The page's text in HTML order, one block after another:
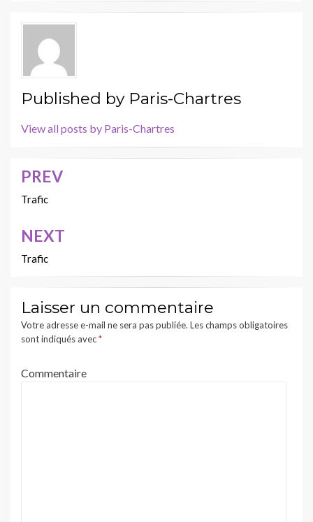
Published by Paris-Chartres
View all posts by Paris-Chartres
Navigation
de
l’article
PREV
Trafic
NEXT
Trafic
Laisser un commentaire
Votre adresse e-mail ne sera pas publiée. Les champs obligatoires
sont indiqués avec*
Commentaire